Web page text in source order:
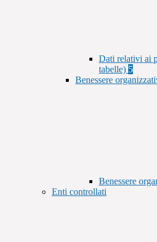
Dati relativi ai
tabelle) 5
Benessere
Benessere
Enti controllati